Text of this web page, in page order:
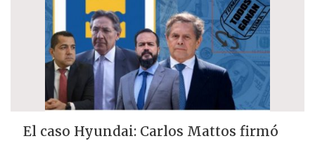
El caso Hyundai: Carlos Mattos firmó